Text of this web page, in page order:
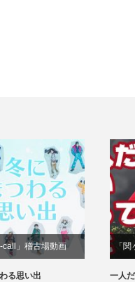
call」稽古場動画
る思い出
「
一人